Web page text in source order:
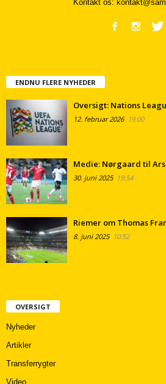
Kontakt os:
ENDNU FLERE NYHEDER
Oversigt: Nations
12. februar 202619:00
Medie: Nørgaard til
30. juni 202519:54
Riemer om Thomas
8. juni 202510:52
OVERSIGT
Nyheder
Artikler
Transferrygter
Video